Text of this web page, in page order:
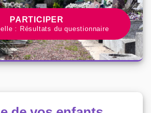
PARTICIPER À LA
PARTICIPER
: Résultats du questionnaire